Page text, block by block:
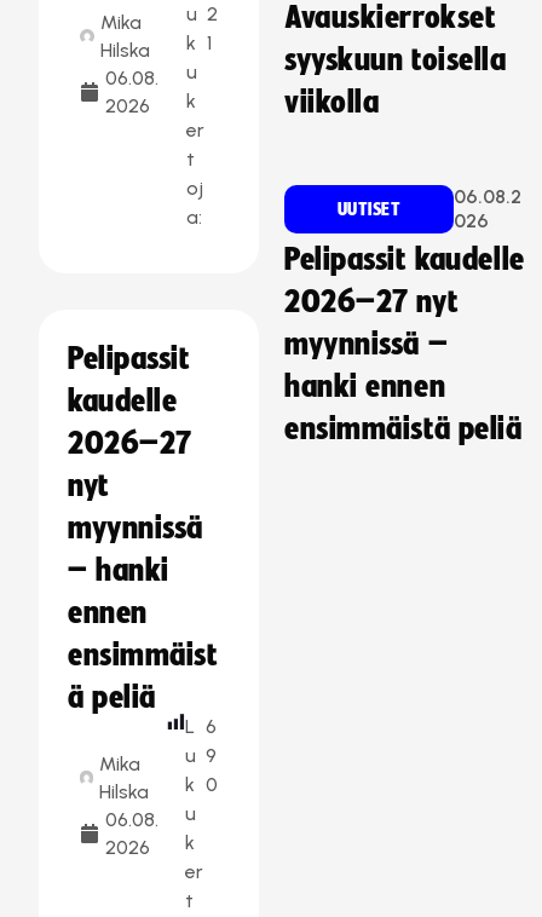
Mika
Hilska
06.08.
2026
u
k
u
k
er
t
oj
a:
2
1
Pelipassit
kaudelle
2026–27
nyt
myynnissä
– hanki
ennen
ensimmäist
ä peliä
Mika
Hilska
06.08.
2026
L
u
k
u
k
er
t
6
9
0
Avauskierrokset
syyskuun toisella
viikolla
UUTISET
06.08.2
026
Pelipassit kaudelle
2026–27 nyt
myynnissä –
hanki ennen
ensimmäistä peliä